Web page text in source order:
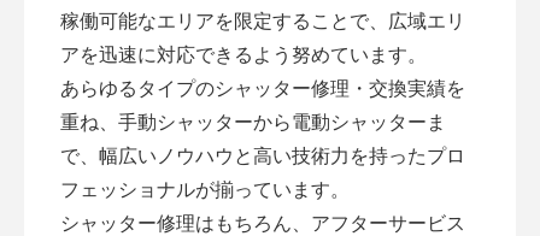
稼働可能なエリアを限定することで、広域エリ
アを迅速に対応できるよう努めています。
あらゆるタイプのシャッター修理・交換実績を
重ね、手動シャッターから電動シャッターま
で、幅広いノウハウと高い技術力を持ったプロ
フェッショナルが揃っています。
シャッター修理はもちろん、アフターサービス